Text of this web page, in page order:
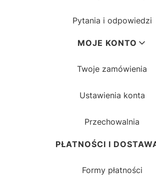
Pytania i odpowiedzi
MOJE KONTO
Twoje zamówienia
Ustawienia konta
Przechowalnia
PŁATNOŚCI I
Formy płatności